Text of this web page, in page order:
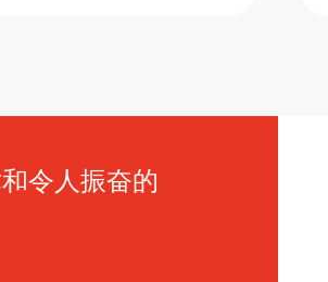
令人振奋的